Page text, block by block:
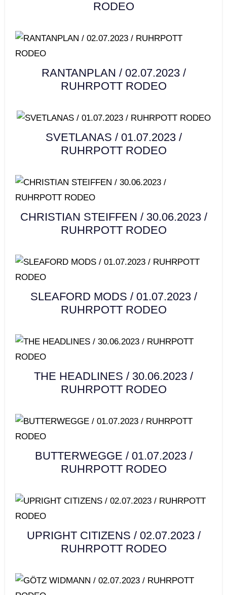
RODEO
RANTANPLAN / 02.07.2023 /
RUHRPOTT RODEO
SVETLANAS / 01.07.2023 /
RUHRPOTT RODEO
CHRISTIAN STEIFFEN / 30.06.2023 /
RUHRPOTT RODEO
SLEAFORD MODS / 01.07.2023 /
RUHRPOTT RODEO
THE HEADLINES / 30.06.2023 /
RUHRPOTT RODEO
BUTTERWEGGE / 01.07.2023 /
RUHRPOTT RODEO
UPRIGHT CITIZENS / 02.07.2023 /
RUHRPOTT RODEO